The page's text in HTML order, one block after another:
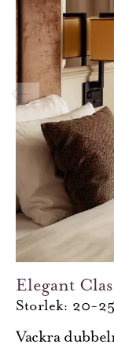
Elegant
Storlek: 20-
Vackra